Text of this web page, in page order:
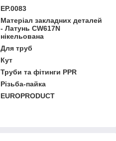
EP.0083
Матеріал закладних деталей
- Латунь CW617N
нікельована
Для труб
Кут
Труби та фітинги PPR
Різьба-пайка
EUROPRODUCT